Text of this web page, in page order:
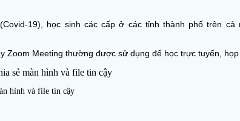
19), học sinh các cấp ở các tỉnh thành phố trên
Zoom Meeting thường được sử dụng để học trực tuyến,
hình và file tin cậy